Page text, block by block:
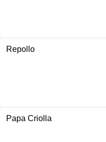
Repollo
Papa Criolla